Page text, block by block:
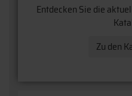
Entdecken Sie die
Zu den